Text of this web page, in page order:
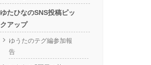
ゆたひなのSNS投稿ピッ
クアップ
ゆうたのテグ編参加報
告